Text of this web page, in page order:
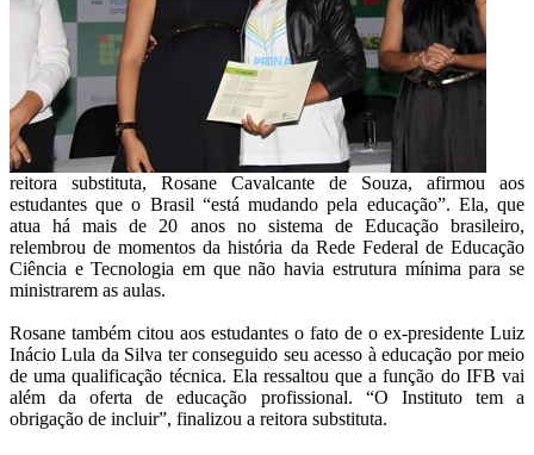
reitora substituta, Rosane Cavalcante de Souza, afirmou aos
estudantes que o Brasil “está mudando pela educação”. Ela, que
atua há mais de 20 anos no sistema de Educação brasileiro,
relembrou de momentos da história da Rede Federal de Educação
Ciência e Tecnologia em que não havia estrutura mínima para se
ministrarem as aulas.
Rosane também citou aos estudantes o fato de o ex-presidente Luiz
Inácio Lula da Silva ter conseguido seu acesso à educação por meio
de uma qualificação técnica. Ela ressaltou que a função do IFB vai
além da oferta de educação profissional. “O Instituto tem a
obrigação de incluir”, finalizou a reitora substituta.